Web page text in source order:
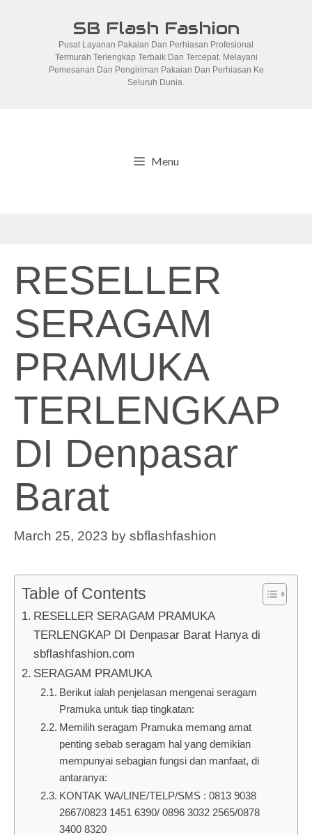
SB Flash Fashion
Pusat Layanan Pakaian Dan Perhiasan Profesional
Termurah Terlengkap Terbaik Dan Tercepat. Melayani
Pemesanan Dan Pengiriman Pakaian Dan Perhiasan Ke
Seluruh Dunia.
Menu
RESELLER
SERAGAM
PRAMUKA
TERLENGKAP
DI Denpasar
Barat
March 25, 2023 by sbflashfashion
Table of Contents
RESELLER SERAGAM PRAMUKA
TERLENGKAP DI Denpasar Barat Hanya di
sbflashfashion.com
SERAGAM PRAMUKA
Berikut ialah penjelasan mengenai seragam
Pramuka untuk tiap tingkatan:
Memilih seragam Pramuka memang amat
penting sebab seragam hal yang demikian
mempunyai sebagian fungsi dan manfaat, di
antaranya:
KONTAK WA/LINE/TELP/SMS : 0813 9038
2667/0823 1451 6390/ 0896 3032 2565/0878
3400 8320